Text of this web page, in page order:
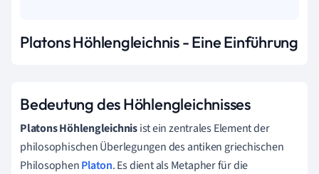
Platons Höhlengleichnis - Eine Einführung
Bedeutung des Höhlengleichnisses
Platons Höhlengleichnisist ein zentrales Element der
philosophischen Überlegungen des antiken griechischen
PhilosophenPlaton. Es dient als Metapher für die